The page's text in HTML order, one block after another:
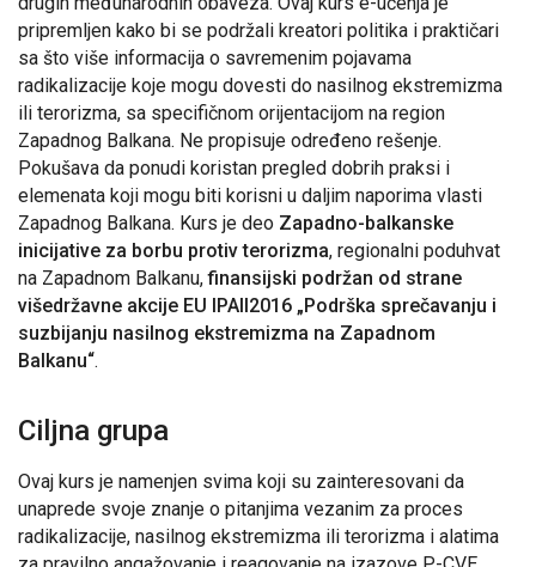
pripremljen kako bi se podržali kreatori politika i praktičari
sa što više informacija o savremenim pojavama
radikalizacije koje mogu dovesti do nasilnog ekstremizma
ili terorizma, sa specifičnom orijentacijom na region
Zapadnog Balkana. Ne propisuje određeno rešenje.
Pokušava da ponudi koristan pregled dobrih praksi i
elemenata koji mogu biti korisni u daljim naporima vlasti
Zapadnog Balkana. Kurs je deo Zapadno-balkanske
inicijative za borbu protiv terorizma, regionalni poduhvat
na Zapadnom Balkanu,finansijski podržan od strane
višedržavne akcije EU IPAII2016 „Podrška sprečavanju i
suzbijanju nasilnog ekstremizma na Zapadnom
Balkanu“.
Ciljna grupa
Ovaj kurs je namenjen svima koji su zainteresovani da
unaprede svoje znanje o pitanjima vezanim za proces
radikalizacije, nasilnog ekstremizma ili terorizma i alatima